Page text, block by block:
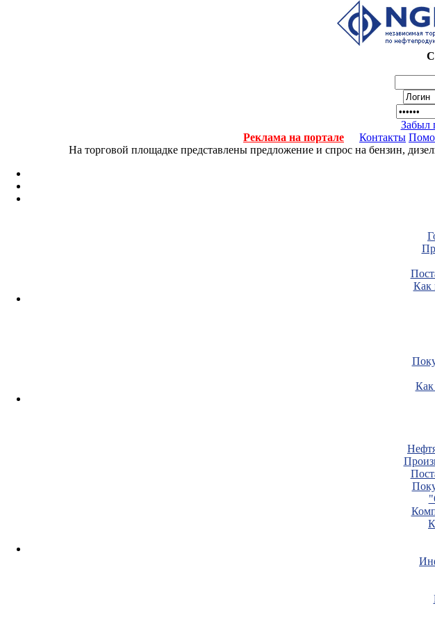
Забыл
Реклама на портале
Контакты
На торговой площадке представлены предложение и спрос на бензин,
Как
Как